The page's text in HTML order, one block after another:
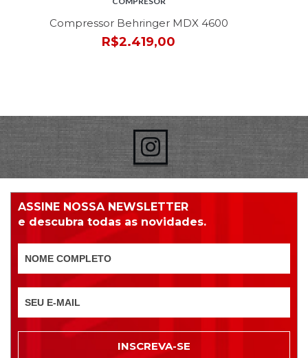
Compressor Behringer MDX 4600
R$2.419,00
ASSINE NOSSA NEWSLETTER
e descubra todas as novidades.